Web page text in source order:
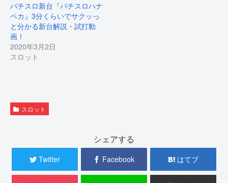
ウ
ィ
ン
ド
ウ
開
き
ま
す
て
く
だ
さ
い
新
し
パチスロ新台『パチスロハナ
ペカ』3分くらいでサクッっ
と分かる新台解説・試打動
画！
2020年3月2日
スロット
スロット
シェアする
Twitter Facebook はてブ